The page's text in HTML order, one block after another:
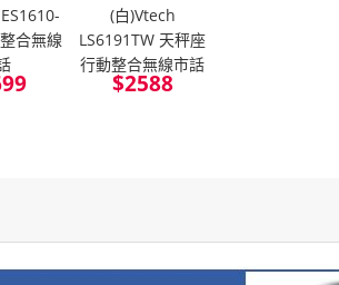
合無線
(白)Vtech
LS6191TW 天秤座
行動整合無線市話
$2588